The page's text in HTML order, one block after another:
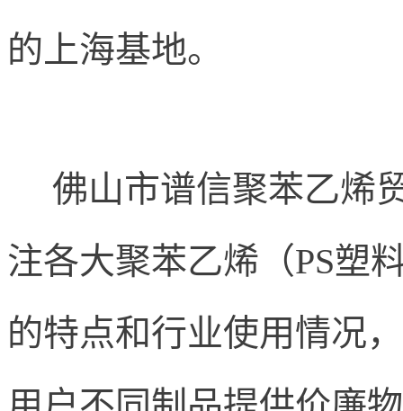
的上海基地。
佛山市谱信聚苯乙烯
注各大聚苯乙烯（PS塑
的特点和行业使用情况